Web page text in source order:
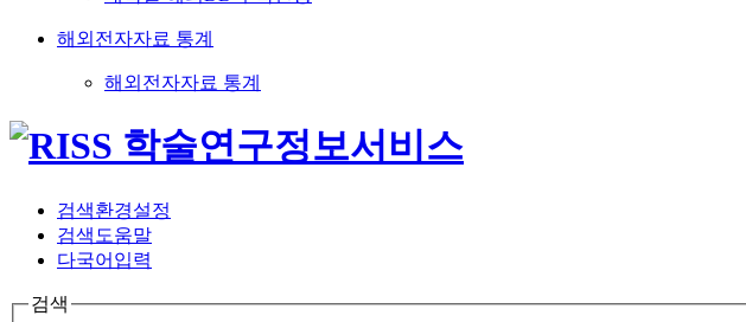
해외전자자료 통계
해외전자자료 통계
검색환경설정
검색도움말
다국어입력
검색